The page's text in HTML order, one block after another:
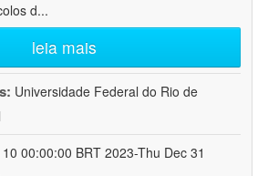
d...
leia mais
Universidade Federal do Rio de
00:00:00 BRT 2023-Thu Dec 31